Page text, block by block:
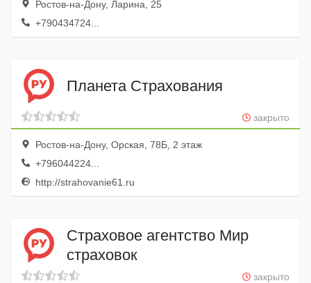
Ростов-на-Дону, Ларина, 25
+790434724...
Планета Страхования
закрыто
Ростов-на-Дону, Орская, 78Б, 2 этаж
+796044224...
http://strahovanie61.ru
Страховое агентство Мир
страховок
закрыто